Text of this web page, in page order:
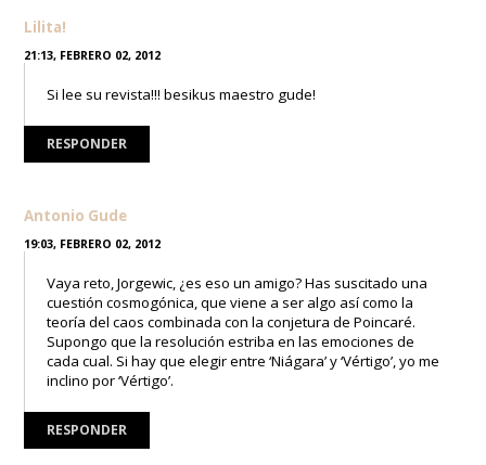
Lilita!
21:13, FEBRERO 02, 2012
Si lee su revista!!! besikus maestro gude!
RESPONDER
Antonio Gude
19:03, FEBRERO 02, 2012
Vaya reto, Jorgewic, ¿es eso un amigo? Has suscitado una
cuestión cosmogónica, que viene a ser algo así como la
teoría del caos combinada con la conjetura de Poincaré.
Supongo que la resolución estriba en las emociones de
cada cual. Si hay que elegir entre ‘Niágara’ y ‘Vértigo’, yo me
inclino por ‘Vértigo’.
RESPONDER